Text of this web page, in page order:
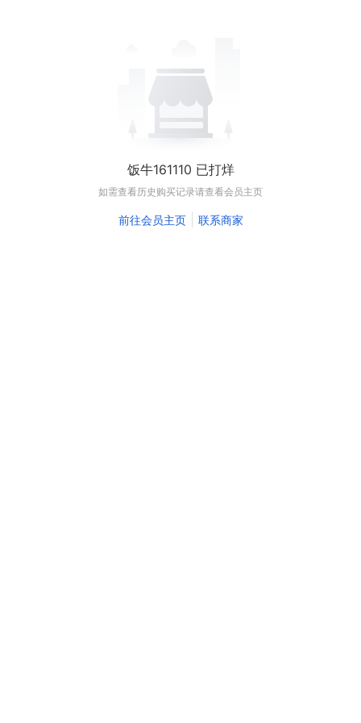
饭牛161110 已打烊
如需查看历史购买记录请查看会员主页
前往会员主页| 联系商家